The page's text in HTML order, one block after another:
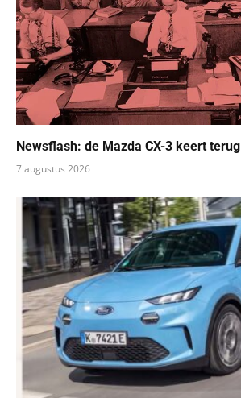
Newsflash: de Mazda CX-3 keert terug
7 augustus 2026